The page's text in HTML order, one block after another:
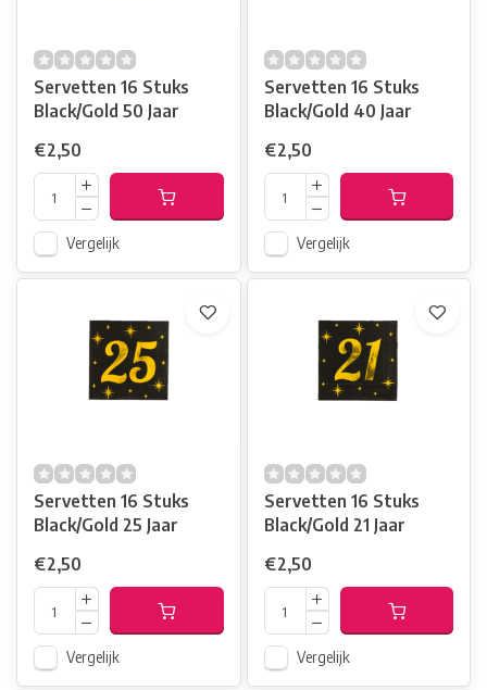
Servetten 16 Stuks
Black/Gold 50 Jaar
€2,50
Vergelijk
Servetten 16 Stuks
Black/Gold 40 Jaar
€2,50
Vergelijk
Servetten 16 Stuks
Black/Gold 25 Jaar
€2,50
Vergelijk
Servetten 16 Stuks
Black/Gold 21 Jaar
€2,50
Vergelijk